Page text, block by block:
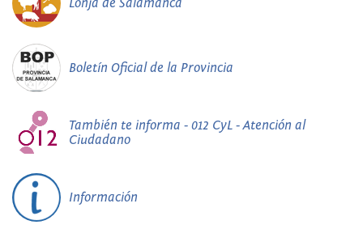
Boletín Oficial de la Provincia
También te informa - 012 CyL - Atención al
Ciudadano
Información